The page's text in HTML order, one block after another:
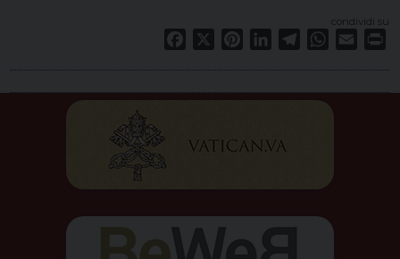
condividi su
Facebook PinterestLinkedInTelegramWhatsApp
Email